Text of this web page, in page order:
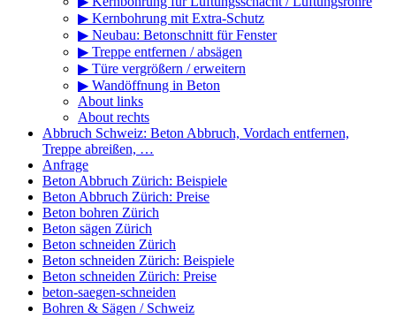
▶ Kernbohrung mit Extra-Schutz
▶ Neubau: Betonschnitt für Fenster
▶ Treppe entfernen / absägen
▶ Türe vergrößern / erweitern
▶ Wandöffnung in Beton
About links
About rechts
Abbruch Schweiz: Beton Abbruch, Vordach entfernen,
Treppe abreißen, …
Anfrage
Beton Abbruch Zürich: Beispiele
Beton Abbruch Zürich: Preise
Beton bohren Zürich
Beton sägen Zürich
Beton schneiden Zürich
Beton schneiden Zürich: Beispiele
Beton schneiden Zürich: Preise
beton-saegen-schneiden
Bohren & Sägen / Schweiz